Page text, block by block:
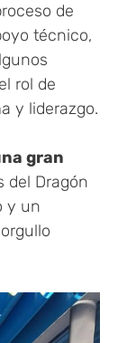
de
técnico,
rol de
y liderazgo.
gran
del Dragón
y un